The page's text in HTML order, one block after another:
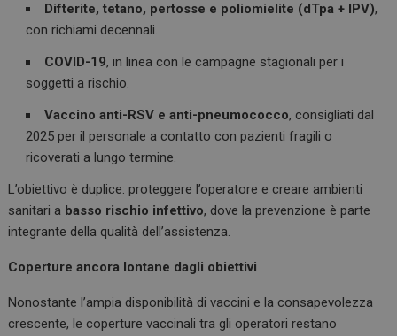
Difterite, tetano, pertosse e poliomielite (dTpa + IPV),
con richiami decennali.
COVID-19, in linea con le campagne stagionali per i
soggetti a rischio.
Vaccino anti-RSV e anti-pneumococco, consigliati dal
2025 per il personale a contatto con pazienti fragili o
ricoverati a lungo termine.
L’obiettivo è duplice: proteggere l’operatore e creare ambienti
sanitari a basso rischio infettivo, dove la prevenzione è parte
integrante della qualità dell’assistenza.
Coperture ancora lontane dagli obiettivi
Nonostante l’ampia disponibilità di vaccini e la consapevolezza
crescente, le coperture vaccinali tra gli operatori restano